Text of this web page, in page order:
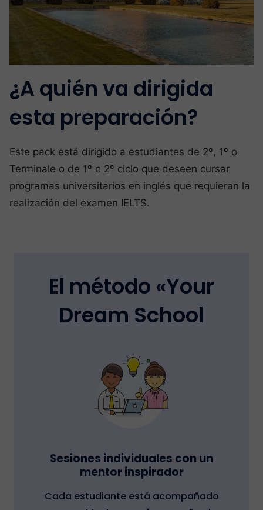
¿A quién va dirigida
esta preparación?
Este pack está dirigido a estudiantes de 2º, 1º o
Terminale o de 1º o 2º ciclo que deseen cursar
programas universitarios en inglés que requieran la
realización del examen IELTS.
El método «Your
Dream School
Sesiones individuales con un
mentor inspirador
Cada estudiante está acompañado